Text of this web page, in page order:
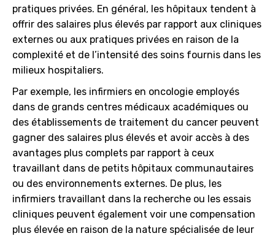
pratiques privées. En général, les hôpitaux tendent à
offrir des salaires plus élevés par rapport aux cliniques
externes ou aux pratiques privées en raison de la
complexité et de l’intensité des soins fournis dans les
milieux hospitaliers.
Par exemple, les infirmiers en oncologie employés
dans de grands centres médicaux académiques ou
des établissements de traitement du cancer peuvent
gagner des salaires plus élevés et avoir accès à des
avantages plus complets par rapport à ceux
travaillant dans de petits hôpitaux communautaires
ou des environnements externes. De plus, les
infirmiers travaillant dans la recherche ou les essais
cliniques peuvent également voir une compensation
plus élevée en raison de la nature spécialisée de leur